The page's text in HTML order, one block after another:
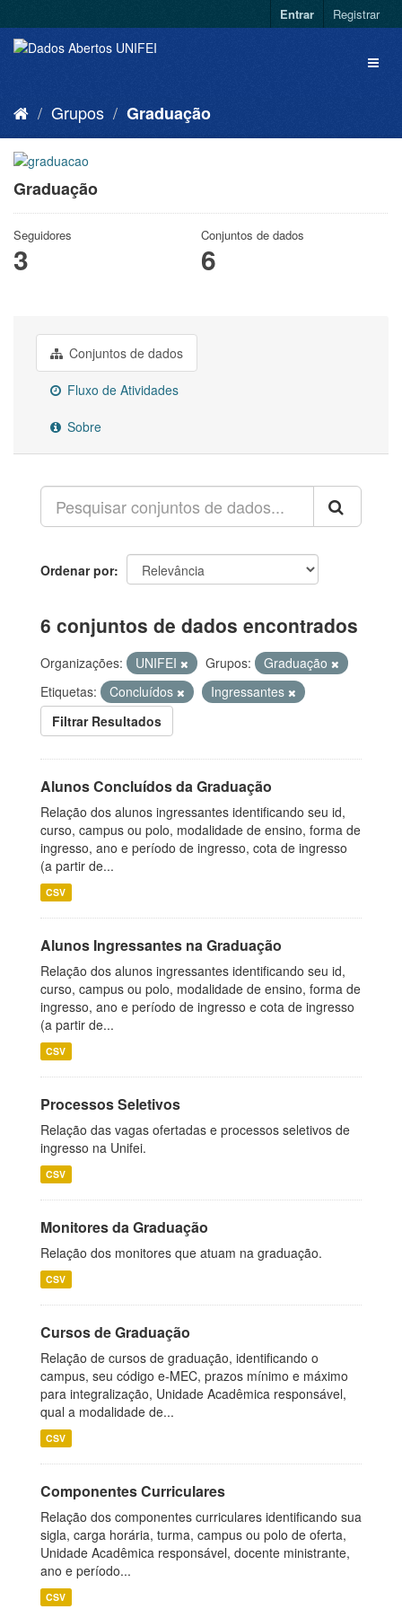
Entrar Registrar
Grupos Graduação
Graduação
Seguidores
3
Conjuntos de dados
6
Conjuntos de dados
Fluxo de Atividades
Sobre
Ordenar por
6 conjuntos de dados encontrados
Organizações: UNIFEI Grupos:
Graduação
Etiquetas:
Concluídos
Ingressantes
Filtrar Resultados
Alunos Concluídos da Graduação
Relação dos alunos ingressantes identificando seu id,
curso, campus ou polo, modalidade de ensino, forma de
ingresso, ano e período de ingresso, cota de ingresso
(a partir de...
CSV
Alunos Ingressantes na Graduação
Relação dos alunos ingressantes identificando seu id,
curso, campus ou polo, modalidade de ensino, forma de
ingresso, ano e período de ingresso e cota de ingresso
(a partir de...
CSV
Processos Seletivos
Relação das vagas ofertadas e processos seletivos de
ingresso na Unifei.
CSV
Monitores da Graduação
Relação dos monitores que atuam na graduação.
CSV
Cursos de Graduação
Relação de cursos de graduação, identificando o
campus, seu código e-MEC, prazos mínimo e máximo
para integralização, Unidade Acadêmica responsável,
qual a modalidade de...
CSV
Componentes Curriculares
Relação dos componentes curriculares identificando sua
sigla, carga horária, turma, campus ou polo de oferta,
Unidade Acadêmica responsável, docente ministrante,
ano e período...
CSV